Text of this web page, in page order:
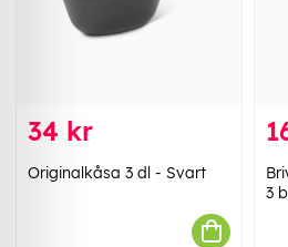
34 kr
Originalkåsa 3 dl - Svart
3